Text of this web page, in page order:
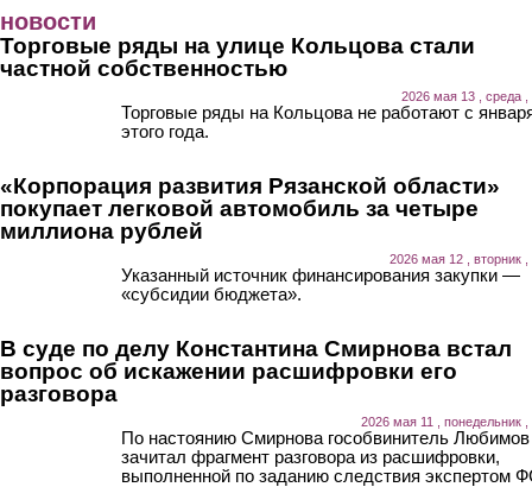
новости
Торговые ряды на улице Кольцова стали
частной собственностью
2026 мая 13 , среда ,
Торговые ряды на Кольцова не работают с
этого года.
«Корпорация развития Рязанской области»
покупает легковой автомобиль за четыре
миллиона рублей
2026 мая 12 , вторник ,
Указанный источник финансирования закупки —
«субсидии бюджета».
В суде по делу Константина Смирнова встал
вопрос об искажении расшифровки его
разговора
2026 мая 11 , понедельник ,
По настоянию Смирнова гособвинитель Любимов
зачитал фрагмент разговора из расшифровки,
выполненной по заданию следствия экспертом